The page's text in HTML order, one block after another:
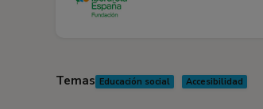
Temas Educación social Accesibilidad